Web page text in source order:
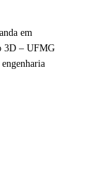
em
3D – UFMG